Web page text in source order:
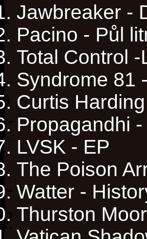
Jawbreaker -
Pacino - Půl
Total Control
Syndrome 81
Curtis
Propagandhi
LVSK - EP
The Poison
Watter -
Thurston